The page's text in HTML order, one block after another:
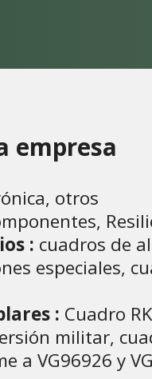
empresa
otros
: cuadros de
especiales,
: Cuadro
militar,
a VG96926 y